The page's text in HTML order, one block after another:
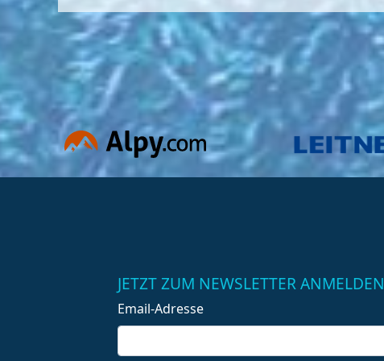
JETZT ZUM NEWSLETTER ANMELDEN
Email-Adresse